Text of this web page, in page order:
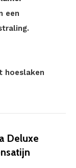
een
hoeslaken
Deluxe